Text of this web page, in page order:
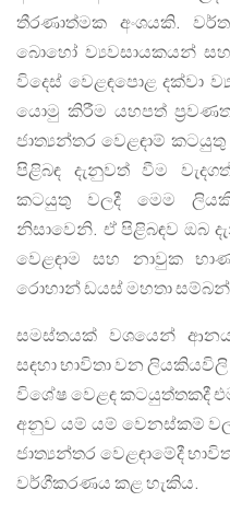
තීරණාත්මක අංශයකි.
බොහෝ ව්‍යවසායකයන් සහ
විදෙස් වෙළඳපොළ දක්වා
යොමු කිරීම යහපත්
ජාත්‍යන්තර වෙළඳාම්
පිළිබඳ දැනුවත් වීම
කටයුතු වලදී මෙම
නිසාවෙනි. ඒ පිළිබඳව ඔබ
වෙළඳාම සහ නාවුක
රොහාන් ඩයස් මහතා
සමස්තයක් වශයෙන්
සඳහා භාවිතා වන
විශේෂ වෙළඳ කටයුත්තකදී
අනුව යම් යම් වෙනස්කම්
ජාත්‍යන්තර වෙළඳාමේදී
වර්ගීකරණය කළ හැකිය.